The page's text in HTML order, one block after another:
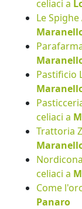
celiaci a
Le
Pastificio
celiaci a
Trattoria
celiaci a
Come
Panaro